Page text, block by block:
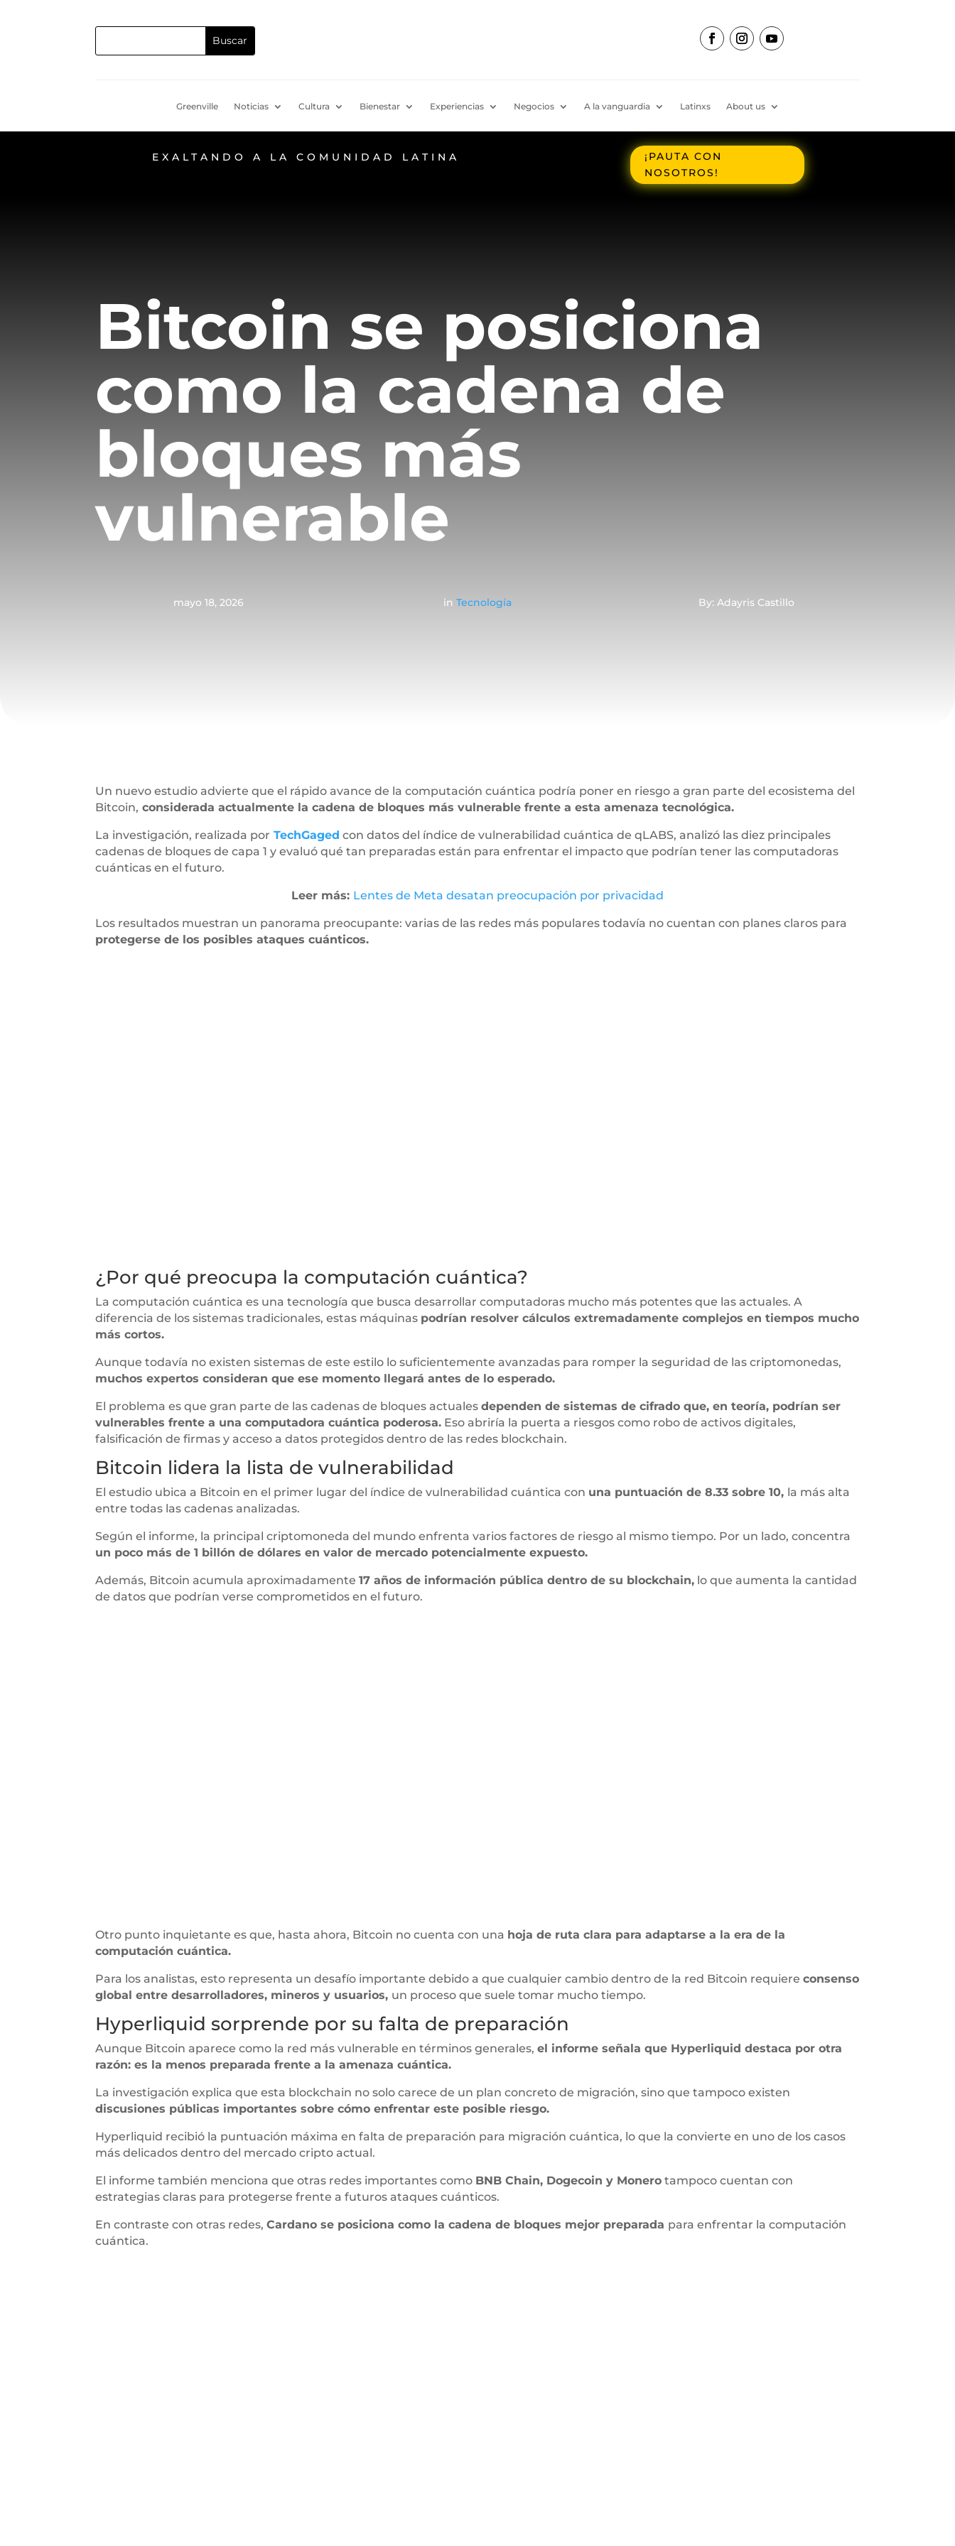
Greenville Noticias Cultura Bienestar Experiencias Negocios A la vanguardia Latinxs About us
EXALTANDO A LA COMUNIDAD LATINA
¡PAUTA CON
NOSOTROS!
Bitcoin se posiciona
como la cadena de
bloques más
vulnerable
mayo 18, 2026 in Tecnología By: Adayris Castillo
Un nuevo estudio advierte que el rápido avance de la computación cuántica podría poner en riesgo a gran parte del ecosistema del
Bitcoin, considerada actualmente la cadena de bloques más vulnerable frente a esta amenaza tecnológica.
La investigación, realizada por TechGaged con datos del índice de vulnerabilidad cuántica de qLABS, analizó las diez principales
cadenas de bloques de capa 1 y evaluó qué tan preparadas están para enfrentar el impacto que podrían tener las computadoras
cuánticas en el futuro.
Leer más: Lentes de Meta desatan preocupación por privacidad
Los resultados muestran un panorama preocupante: varias de las redes más populares todavía no cuentan con planes claros para
protegerse de los posibles ataques cuánticos.
¿Por qué preocupa la computación cuántica?
La computación cuántica es una tecnología que busca desarrollar computadoras mucho más potentes que las actuales. A
diferencia de los sistemas tradicionales, estas máquinas podrían resolver cálculos extremadamente complejos en tiempos mucho
más cortos.
Aunque todavía no existen sistemas de este estilo lo suficientemente avanzadas para romper la seguridad de las criptomonedas,
muchos expertos consideran que ese momento llegará antes de lo esperado.
El problema es que gran parte de las cadenas de bloques actualesdependen de sistemas de cifrado que, en teoría, podrían ser
vulnerables frente a una computadora cuántica poderosa. Eso abriría la puerta a riesgos como robo de activos digitales,
falsificación de firmas y acceso a datos protegidos dentro de las redes blockchain.
Bitcoin lidera la lista de vulnerabilidad
El estudio ubica a Bitcoin en el primer lugar del índice de vulnerabilidad cuántica con una puntuación de 8.33 sobre 10, la más alta
entre todas las cadenas analizadas.
Según el informe, la principal criptomoneda del mundo enfrenta varios factores de riesgo al mismo tiempo. Por un lado, concentra
un poco más de 1 billón de dólares en valor de mercado potencialmente expuesto.
Además, Bitcoin acumula aproximadamente17 años de información pública dentro de su blockchain, lo que aumenta la cantidad
de datos que podrían verse comprometidos en el futuro.
Otro punto inquietante es que, hasta ahora, Bitcoin no cuenta con una hoja de ruta clara para adaptarse a la era de la
computación cuántica.
Para los analistas, esto representa un desafío importante debido a que cualquier cambio dentro de la red Bitcoin requiereconsenso
global entre desarrolladores, mineros y usuarios, un proceso que suele tomar mucho tiempo.
Hyperliquid sorprende por su falta de preparación
Aunque Bitcoin aparece como la red más vulnerable en términos generales,el informe señala que Hyperliquid destaca por otra
razón: es la menos preparada frente a la amenaza cuántica.
La investigación explica que esta blockchain no solo carece de un plan concreto de migración, sino que tampoco existen
discusiones públicas importantes sobre cómo enfrentar este posible riesgo.
Hyperliquid recibió la puntuación máxima en falta de preparación para migración cuántica, lo que la convierte en uno de los casos
más delicados dentro del mercado cripto actual.
El informe también menciona que otras redes importantes como BNB Chain, Dogecoin y Monero tampoco cuentan con
estrategias claras para protegerse frente a futuros ataques cuánticos.
En contraste con otras redes,Cardano se posiciona como la cadena de bloques mejor preparada para enfrentar la computación
cuántica.